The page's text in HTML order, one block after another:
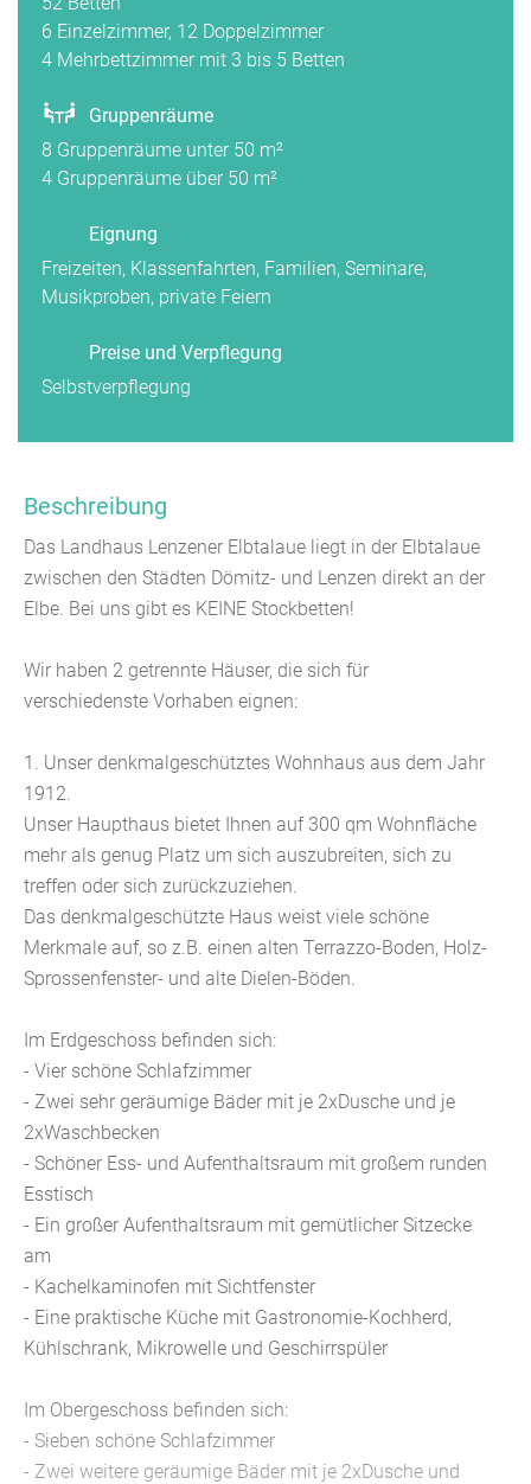
6 Einzelzimmer, 12 Doppelzimmer
4 Mehrbettzimmer mit 3 bis 5 Betten
Gruppenräume
8 Gruppenräume unter 50 m²
4 Gruppenräume über 50 m²
Eignung
Freizeiten, Klassenfahrten, Familien, Seminare,
Musikproben, private Feiern
Preise und Verpflegung
Selbstverpflegung
Beschreibung
Das Landhaus Lenzener Elbtalaue liegt in der Elbtalaue
zwischen den Städten Dömitz- und Lenzen direkt an der
Elbe. Bei uns gibt es KEINE Stockbetten!
Wir haben 2 getrennte Häuser, die sich für
verschiedenste Vorhaben eignen:
1. Unser denkmalgeschütztes Wohnhaus aus dem Jahr
1912.
Unser Haupthaus bietet Ihnen auf 300 qm Wohnfläche
mehr als genug Platz um sich auszubreiten, sich zu
treffen oder sich zurückzuziehen.
Das denkmalgeschützte Haus weist viele schöne
Merkmale auf, so z.B. einen alten Terrazzo-Boden, Holz-
Sprossenfenster- und alte Dielen-Böden.
Im Erdgeschoss befinden sich:
- Vier schöne Schlafzimmer
- Zwei sehr geräumige Bäder mit je 2xDusche und je
2xWaschbecken
- Schöner Ess- und Aufenthaltsraum mit großem runden
Esstisch
- Ein großer Aufenthaltsraum mit gemütlicher Sitzecke
am
- Kachelkaminofen mit Sichtfenster
- Eine praktische Küche mit Gastronomie-Kochherd,
Kühlschrank, Mikrowelle und Geschirrspüler
Im Obergeschoss befinden sich:
- Sieben schöne Schlafzimmer
- Zwei weitere geräumige Bäder mit je 2xDusche und